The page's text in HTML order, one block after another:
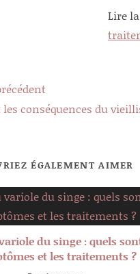
Lire
conséquences du
ÉGALEMENT AIMER
du singe : quels
et les traitements ?